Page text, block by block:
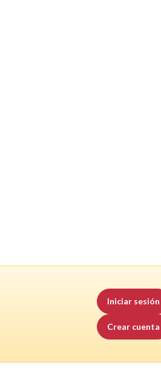
Iniciar sesión
Crear cuenta